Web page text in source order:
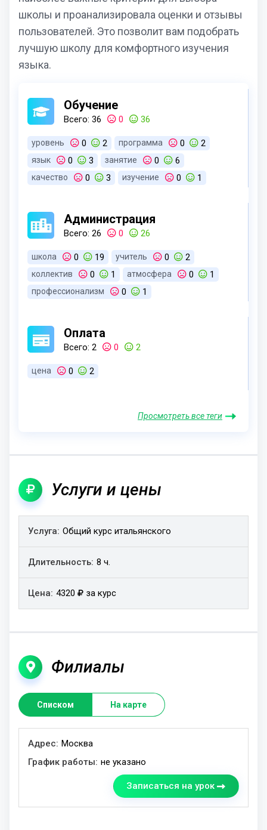
школы и проанализировала оценки и отзывы
пользователей. Это позволит вам подобрать
лучшую школу для комфортного изучения
языка.
Обучение
Всего: 36 0 36
уровень 0 2 программа 0 2
язык 0 3 занятие 0 6
качество 0 3 изучение 0 1
преподаватель
учебник 0 1 ребенок
носитель 0 1 подача 0 1
Администрация
Всего: 26 0 26
школа 0 19 учитель 0 2
коллектив 0 1 атмосфера 0 1
профессионализм 0 1
Оплата
Всего: 2 0 2
цена 0 2
Просмотреть все теги
Услуги и цены
Услуга Длительность
Общий курс итальянского
8 ч.
4320 за курс
Филиалы
Списком На карте
Адрес
работы
Москва
не указано
Записаться на урок